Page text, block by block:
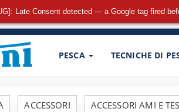
Late Consent detected — a Google tag fired
PESCA TECNICHE DI
ACCESSORI ACCESSORI AMI E